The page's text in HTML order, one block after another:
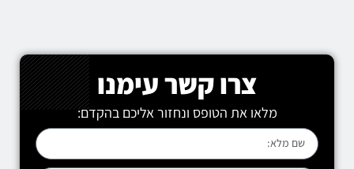
צרו קשר עימנו
מלאו את הטופס ונחזור אליכם בהקדם: